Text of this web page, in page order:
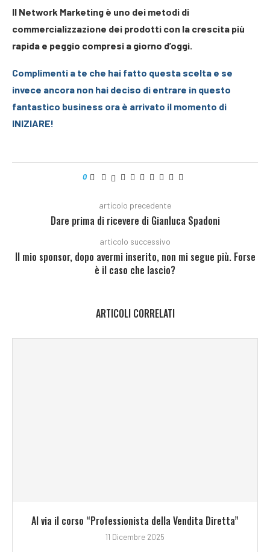
Il Network Marketing è uno dei metodi di
commercializzazione dei prodotti con la crescita più
rapida e peggio compresi a giorno d’oggi.
Complimenti a te che hai fatto questa scelta e se
invece ancora non hai deciso di entrare in questo
fantastico business ora è arrivato il momento di
INIZIARE!
0
articolo precedente
Dare prima di ricevere di Gianluca Spadoni
articolo successivo
Il mio sponsor, dopo avermi inserito, non mi segue più. Forse
è il caso che lascio?
ARTICOLI CORRELATI
Al via il corso “Professionista della Vendita Diretta”
11 Dicembre 2025